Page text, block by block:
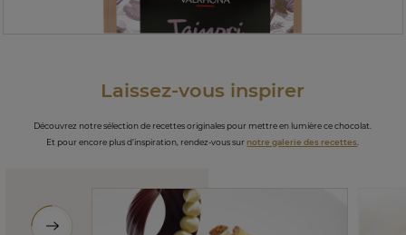
Laissez-vous inspirer
Découvrez notre sélection de recettes originales pour mettre en lumière ce chocolat.
Et pour encore plus d’inspiration, rendez-vous surnotre galerie des recettes.